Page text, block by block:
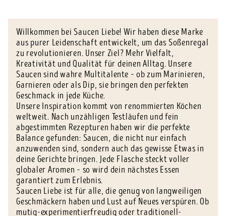
Willkommen bei Saucen Liebe! Wir haben diese Marke
aus purer Leidenschaft entwickelt, um das Soßenregal
zu revolutionieren. Unser Ziel? Mehr Vielfalt,
Kreativität und Qualität für deinen Alltag. Unsere
Saucen sind wahre Multitalente – ob zum Marinieren,
Garnieren oder als Dip, sie bringen den perfekten
Geschmack in jede Küche.
Unsere Inspiration kommt von renommierten Köchen
weltweit. Nach unzähligen Testläufen und fein
abgestimmten Rezepturen haben wir die perfekte
Balance gefunden: Saucen, die nicht nur einfach
anzuwenden sind, sondern auch das gewisse Etwas in
deine Gerichte bringen. Jede Flasche steckt voller
globaler Aromen – so wird dein nächstes Essen
garantiert zum Erlebnis.
Saucen Liebe ist für alle, die genug von langweiligen
Geschmäckern haben und Lust auf Neues verspüren. Ob
mutig-experimentierfreudig oder traditionell-